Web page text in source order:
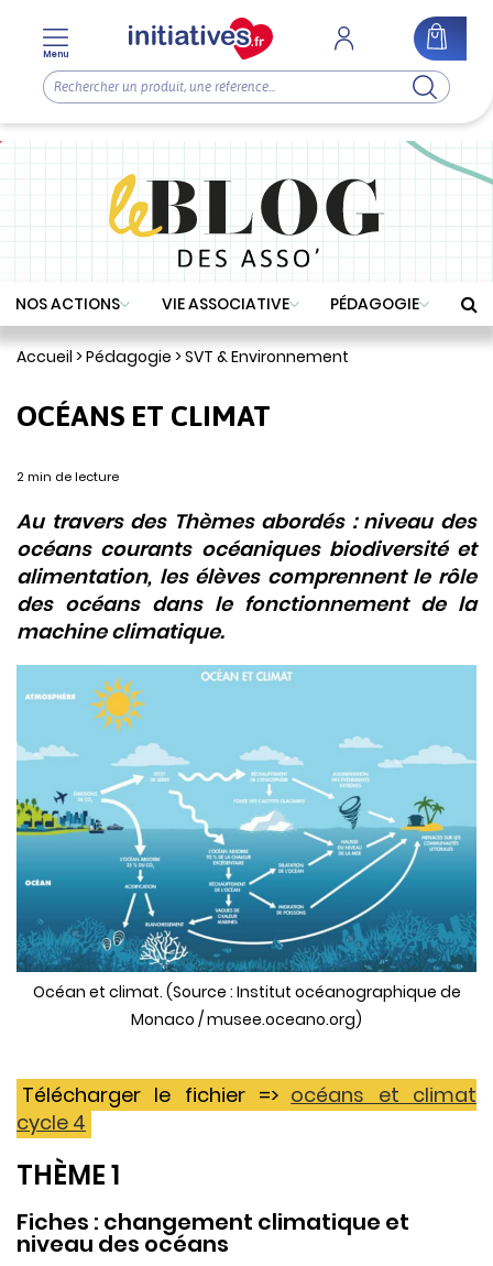
NOS ACTIONS VIE ASSOCIATIVE PÉDAGOGIE
Accueil >Pédagogie >SVT & Environnement
OCÉANS ET CLIMAT
2 min de lecture
Au travers des Thèmes abordés : niveau des
océans courants océaniques biodiversité et
alimentation, les élèves comprennent le rôle
des océans dans le fonctionnement de la
machine climatique.
Océan et climat. (Source : Institut océanographique de
Monaco / musee.oceano.org)
Télécharger le fichier => océans et climat
cycle 4
THÈME 1
Fiches : changement climatique et
niveau des océans
Menu